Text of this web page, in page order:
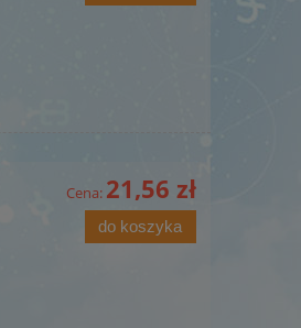
Cena: 21,56 zł
do koszyka